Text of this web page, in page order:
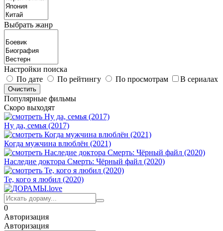
Выбрать жанр
Настройки поиска
По дате
По рейтингу По просмотрам В сериалах
Популярные фильмы
Скоро выходят
Ну да, семья (2017)
Когда мужчина влюблён (2021)
Наследие доктора Смерть: Чёрный файл (2020)
Те, кого я любил (2020)
0
Авторизация
Авторизация